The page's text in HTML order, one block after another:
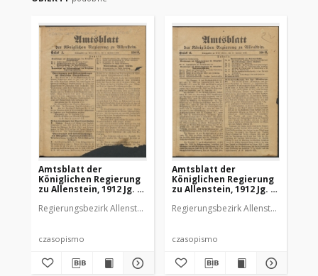
Amtsblatt der
Königlichen Regierung
zu Allenstein, 1912 Jg. 8,
Regierungsbezirk Allenstein
czasopismo
Amtsblatt der
Königlichen Regierung
zu Allenstein, 1912 Jg. 8,
Regierungsbezirk Allenstein
czasopismo